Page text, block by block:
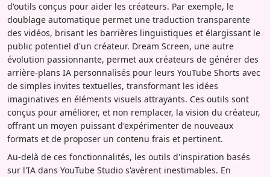
d'outils conçus pour aider les créateurs. Par exemple, le
doublage automatique permet une traduction transparente
des vidéos, brisant les barrières linguistiques et élargissant le
public potentiel d'un créateur. Dream Screen, une autre
évolution passionnante, permet aux créateurs de générer des
arrière-plans IA personnalisés pour leurs YouTube Shorts avec
de simples invites textuelles, transformant les idées
imaginatives en éléments visuels attrayants. Ces outils sont
conçus pour améliorer, et non remplacer, la vision du créateur,
offrant un moyen puissant d'expérimenter de nouveaux
formats et de proposer un contenu frais et pertinent.
Au-delà de ces fonctionnalités, les outils d'inspiration basés
sur l'IA dans YouTube Studio s'avèrent inestimables. En